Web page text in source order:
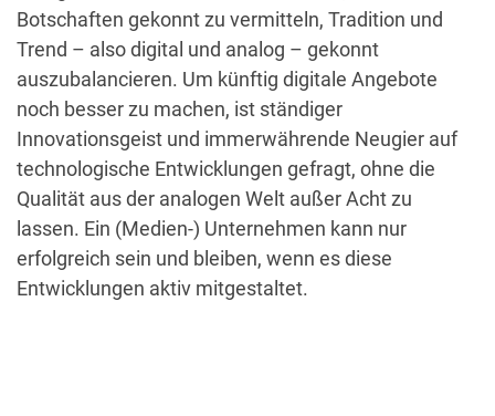
Botschaften gekonnt zu vermitteln, Tradition und
Trend – also digital und analog – gekonnt
auszubalancieren. Um künftig digitale Angebote
noch besser zu machen, ist ständiger
Innovationsgeist und immerwährende Neugier auf
techno­logische Entwicklungen gefragt, ohne die
Qualität aus der analogen Welt außer Acht zu
lassen. Ein (Medien-) Unter­nehmen kann nur
erfolgreich sein und bleiben, wenn es diese
Entwicklungen aktiv mitgestaltet.